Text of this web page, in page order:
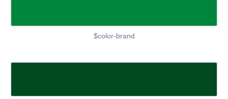
$color-brand